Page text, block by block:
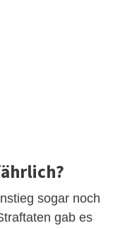
sogar noch
gab es